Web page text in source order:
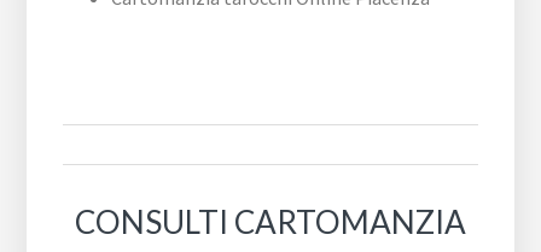
CONSULTI CARTOMANZIA